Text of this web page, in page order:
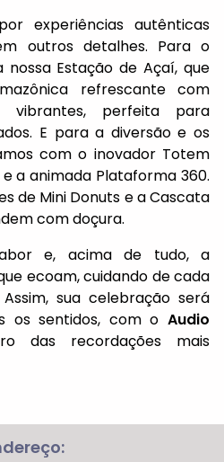
experiências autênticas
outros detalhes. Para o
Estação de Açaí, que
refrescante com
vibrantes, perfeita para
E para a diversão e os
com o inovador Totem
a animada Plataforma 360.
de Mini Donuts e a Cascata
com doçura.
e, acima de tudo, a
ecoam, cuidando de cada
sua celebração será
os sentidos, com o Audio
das recordações mais